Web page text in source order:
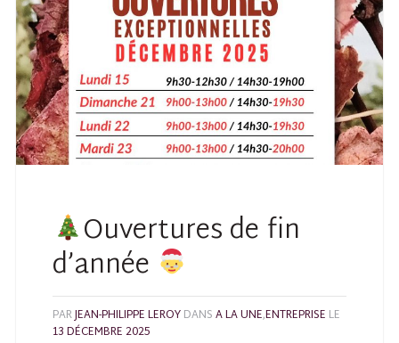
Ouvertures de fin
d’année
PARJEAN-PHILIPPE LEROYDANSA LA UNE,ENTREPRISE LE
13 DÉCEMBRE 2025